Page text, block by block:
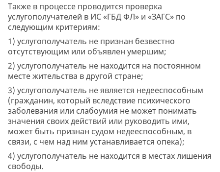
Также в процессе проводится проверка
услугополучателей в ИС «ГБД ФЛ» и «ЗАГС» по
следующим критериям:
1) услугополучатель не признан безвестно
отсутствующим или объявлен умершим;
2) услугополучатель не находится на постоянном
месте жительства в другой стране;
3) услугополучатель не является недееспособным
(гражданин, который вследствие психического
заболевания или слабоумия не может понимать
значения своих действий или руководить ими,
может быть признан судом недееспособным, в
связи, с чем над ним устанавливается опека);
4) услугополучатель не находится в местах лишения
свободы.